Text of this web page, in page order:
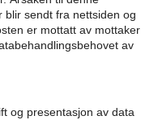
blir sendt fra nettsiden og
er mottatt av mottaker
av
og presentasjon av data